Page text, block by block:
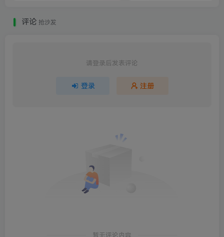
评论 抢沙发
请登录后发表评论
登录 注册
暂无评论内容